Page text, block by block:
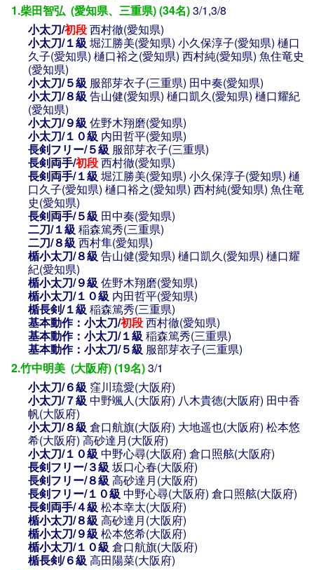
1.柴田智弘 (愛知県、三重県) (34名)3/1,3/8
小太刀/初段西村徹(愛知県)
小太刀/１級 堀江勝美(愛知県) 小久保淳子(愛知県) 樋口
久子(愛知県) 樋口裕之(愛知県) 西村純(愛知県) 魚住竜史
(愛知県)
小太刀/５級 服部芽衣子(三重県) 田中奏(愛知県)
小太刀/８級 告山健(愛知県) 樋口凱久(愛知県) 樋口耀紀
(愛知県)
小太刀/９級 佐野木翔磨(愛知県)
小太刀/１０級 内田哲平(愛知県)
長剣フリー/５級 服部芽衣子(三重県)
長剣両手/初段西村徹(愛知県)
長剣両手/１級 堀江勝美(愛知県) 小久保淳子(愛知県) 樋
口久子(愛知県) 樋口裕之(愛知県) 西村純(愛知県) 魚住竜
史(愛知県)
長剣両手/５級 田中奏(愛知県)
二刀/１級 稲森篤秀(三重県)
二刀/８級 西村隼(愛知県)
楯小太刀/８級 告山健(愛知県) 樋口凱久(愛知県) 樋口耀
紀(愛知県)
楯小太刀/９級 佐野木翔磨(愛知県)
楯小太刀/１０級 内田哲平(愛知県)
楯長剣/１級 稲森篤秀(三重県)
基本動作：小太刀/初段西村徹(愛知県)
基本動作：小太刀/１級 稲森篤秀(三重県)
基本動作：小太刀/５級 服部芽衣子(三重県)
2.竹中明美 (大阪府) (19名)3/1
小太刀/６級 窪川琉愛(大阪府)
小太刀/７級 中野颯人(大阪府) 八木貴徳(大阪府) 田中香
帆(大阪府)
小太刀/８級 倉口航旗(大阪府) 大地遥也(大阪府) 松本悠
希(大阪府) 高砂達月(大阪府)
小太刀/１０級 中野心尋(大阪府) 倉口照舷(大阪府)
長剣フリー/３級 坂口心春(大阪府)
長剣フリー/８級 高砂達月(大阪府)
長剣フリー/１０級 中野心尋(大阪府) 倉口照舷(大阪府)
長剣両手/４級 松本幸太(大阪府)
楯小太刀/８級 高砂達月(大阪府)
楯小太刀/９級 松本悠希(大阪府)
楯小太刀/１０級 倉口航旗(大阪府)
楯長剣/６級 高田陽菜(大阪府)